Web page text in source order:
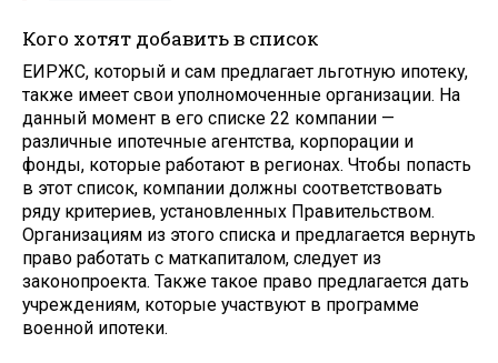
Кого хотят добавить в список
ЕИРЖС, который и сам предлагает льготную ипотеку,
также имеет свои уполномоченные организации. На
данный момент в его списке 22 компании —
различные ипотечные агентства, корпорации и
фонды, которые работают в регионах. Чтобы попасть
в этот список, компании должны соответствовать
ряду критериев, установленных Правительством.
Организациям из этого списка и предлагается вернуть
право работать с маткапиталом, следует из
законопроекта. Также такое право предлагается дать
учреждениям, которые участвуют в программе
военной ипотеки.